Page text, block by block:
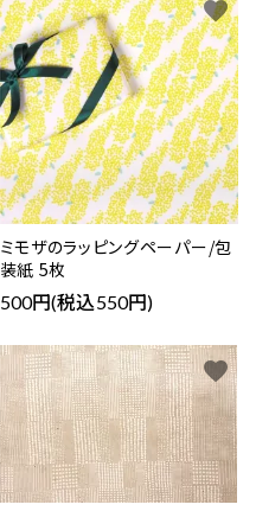
ミモザのラッピングペーパー/包
装紙 5枚
500円(税込550円)
favorite
favorite